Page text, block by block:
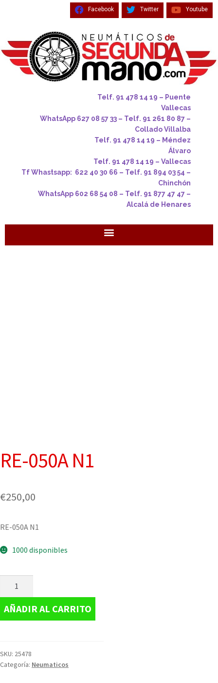
Facebook Twitter Youtube
Telf. 91 478 14 19 – Puente
Vallecas
WhatsApp 627 08 57 33 – Telf. 91 261 80 87 –
Collado Villalba
Telf. 91 478 14 19 – Méndez
Álvaro
Telf. 91 478 14 19 – Vallecas
Tf Whastsapp: 622 40 30 66 – Telf. 91 894 03 54 –
Chinchón
WhatsApp 602 68 54 08 – Telf. 91 877 47 47 –
Alcalá de Henares
RE-050A N1
€250,00
RE-050A N1
1000 disponibles
AÑADIR AL CARRITO
SKU: 25478
Categoría: Neumaticos